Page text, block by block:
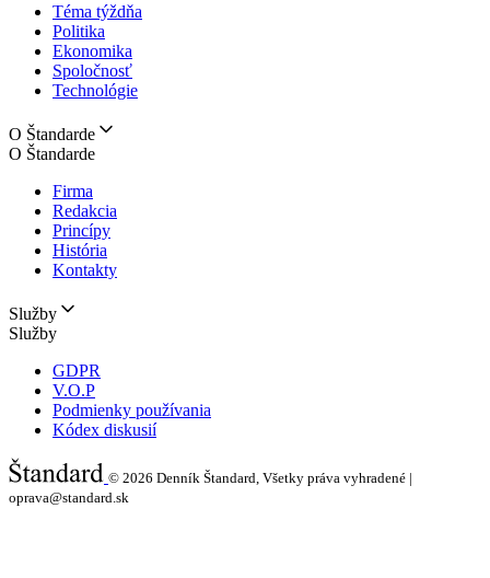
Téma týždňa
Politika
Ekonomika
Spoločnosť
Technológie
O Štandarde
O Štandarde
Firma
Redakcia
Princípy
História
Kontakty
Služby
Služby
GDPR
V.O.P
Podmienky používania
Kódex diskusií
© 2026 Denník Štandard, Všetky práva vyhradené |
oprava@standard.sk